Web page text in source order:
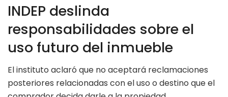
INDEP deslinda
responsabilidades sobre el
uso futuro del inmueble
El instituto aclaró que no aceptará reclamaciones
posteriores relacionadas con el uso o destino que el